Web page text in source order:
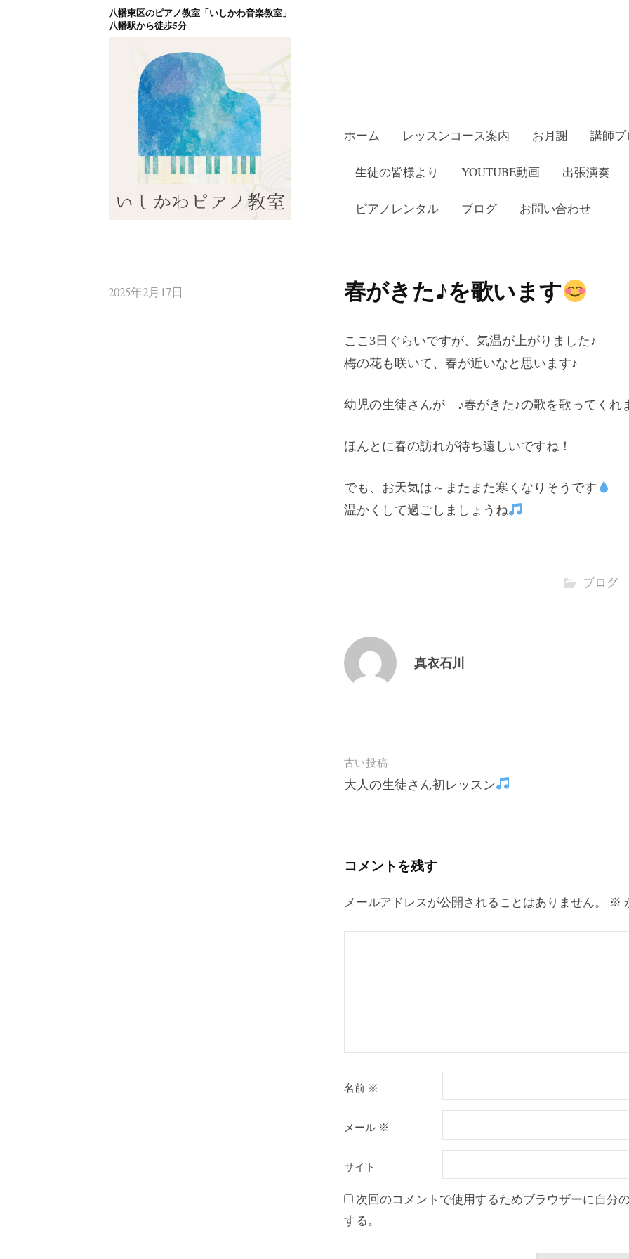
コ
ッ
八幡東区のピアノ教室「いしかわ音楽教室」
八幡駅から徒歩5分
ホーム レッスンコース案内 お月謝 講師
生徒の皆様より YOUTUBE動画 出張演奏
ピアノレンタル ブログ お問い合わせ
2025年2月17日 春がきた♪を歌います
ここ3日ぐらいですが、気温が上がりました♪
梅の花も咲いて、春が近いなと思います♪
幼児の生徒さんが ♪春がきた♪の歌を歌ってくれ
ほんとに春の訪れが待ち遠しいですね！
でも、お天気は～またまた寒くなりそうです
温かくして過ごしましょうね
ブログ
真衣石川
投
稿
ー
シ
古い投稿
大人の生徒さん初レッスン
コメントを残す
メールアドレスが公開されることはありません。 ※
名前 ※
メール ※
サイト
次回のコメントで使用するためブラウザーに自分
する。